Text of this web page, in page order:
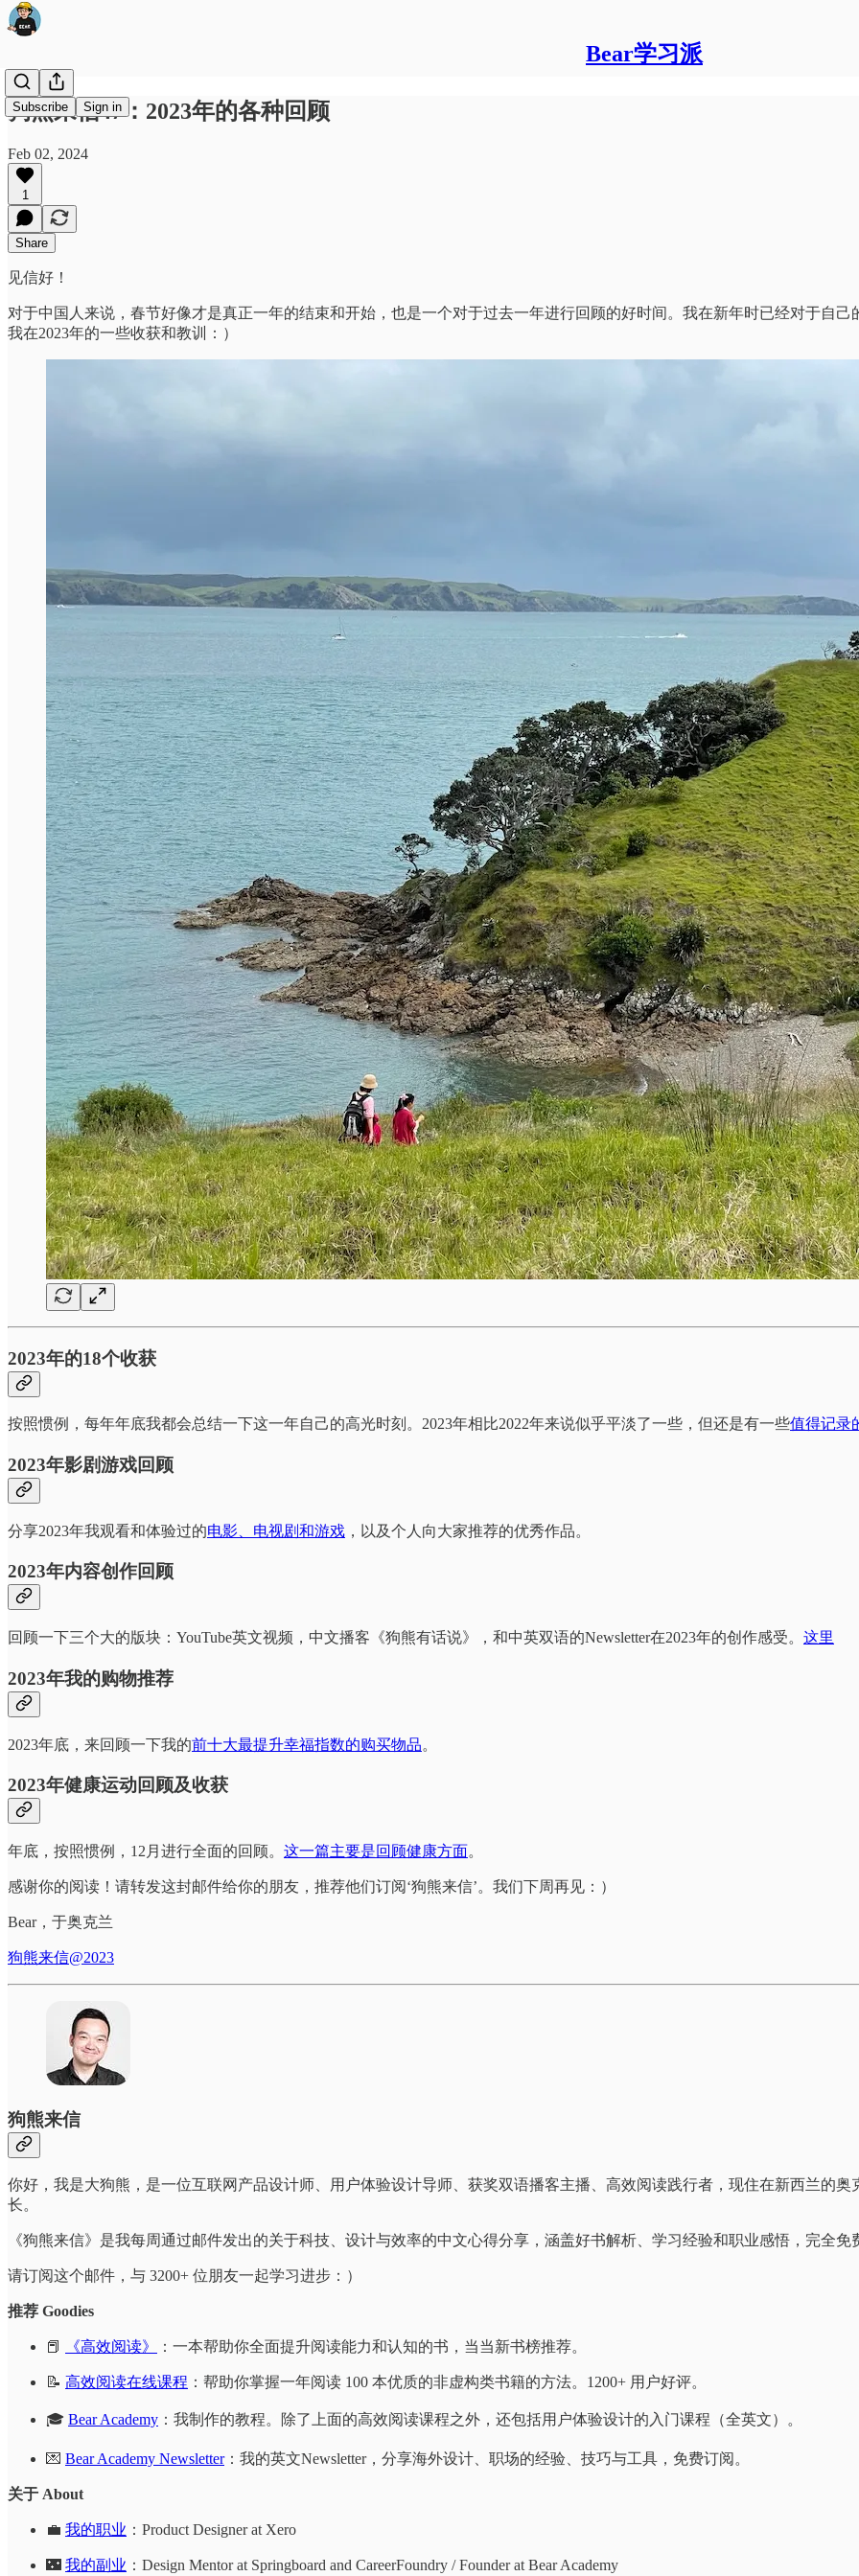
Bear学习派
Subscribe Sign in
狗熊来信47：2023年的各种回顾
Feb 02, 2024
1
Share
见信好！
对于中国人来说，春节好像才是真正一年的结束和开始，也是一个对于过去一年进行回顾的好时间。我在新年时已经对于自己
我在2023年的一些收获和教训：）
2023年的18个收获
按照惯例，每年年底我都会总结一下这一年自己的高光时刻。2023年相比2022年来说似乎平淡了一些，但还是有一些值得记录
2023年影剧游戏回顾
分享2023年我观看和体验过的电影、电视剧和游戏 ，以及个人向大家推荐的优秀作品。
2023年内容创作回顾
回顾一下三个大的版块：YouTube英文视频，中文播客《狗熊有话说》，和中英双语的Newsletter在2023年的创作感受。 这里
2023年我的购物推荐
2023年底，来回顾一下我的前十大最提升幸福指数的购买物品。
2023年健康运动回顾及收获
年底，按照惯例，12月进行全面的回顾。 这一篇主要是回顾健康方面。
感谢你的阅读！请转发这封邮件给你的朋友，推荐他们订阅‘狗熊来信’。我们下周再见：）
Bear，于奥克兰
狗熊来信@2023
狗熊来信
你好，我是大狗熊，是一位互联网产品设计师、用户体验设计导师、获奖双语播客主播、高效阅读践行者，现住在新西兰的
长。
《狗熊来信》是我每周通过邮件发出的关于科技、设计与效率的中文心得分享，涵盖好书解析、学习经验和职业感悟，完全免
请订阅这个邮件，与 3200+ 位朋友一起学习进步：）
推荐 Goodies
📕 《高效阅读》 ：一本帮助你全面提升阅读能力和认知的书，当当新书榜推荐。
📝 高效阅读在线课程 ：帮助你掌握一年阅读 100 本优质的非虚构类书籍的方法。1200+ 用户好评。
🎓 Bear Academy ：我制作的教程。除了上面的高效阅读课程之外，还包括用户体验设计的入门课程（全英文）。
💌 Bear Academy Newsletter：我的英文Newsletter，分享海外设计、职场的经验、技巧与工具，免费订阅。
关于 About
💼 我的职业 ：Product Designer at Xero
🌃 我的副业 ：Design Mentor at Springboard and CareerFoundry / Founder at Bear Academy